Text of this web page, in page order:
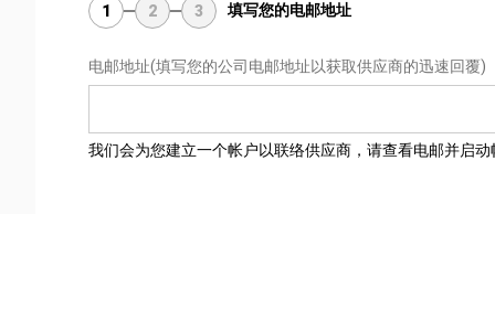
1 2 3 填写您的电邮地址
电邮地址(填写您的公司电邮地址以获取供应商的迅速回覆)
我们会为您建立一个帐户以联络供应商，请查看电邮并启动